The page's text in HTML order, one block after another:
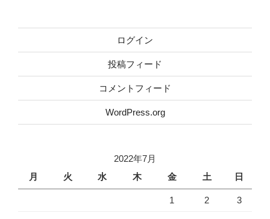
ログイン
投稿フィード
コメントフィード
WordPress.org
2022年7月
月
火 水 木 金 土 日
1 2 3